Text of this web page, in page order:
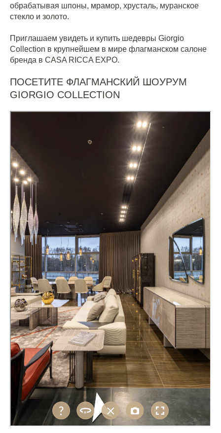
обрабатывая шпоны, мрамор, хрусталь, муранское
стекло и золото.
Приглашаем увидеть и купить шедевры Giorgio
Collection в крупнейшем в мире флагманском салоне
бренда в CASA RICCA EXPO.
ПОСЕТИТЕ ФЛАГМАНСКИЙ ШОУРУМ
GIORGIO COLLECTION